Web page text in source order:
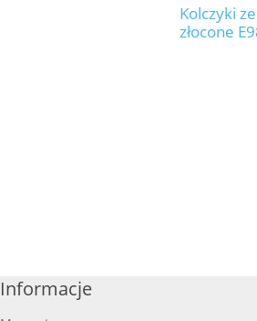
Kolczyki
złocone
Informacje